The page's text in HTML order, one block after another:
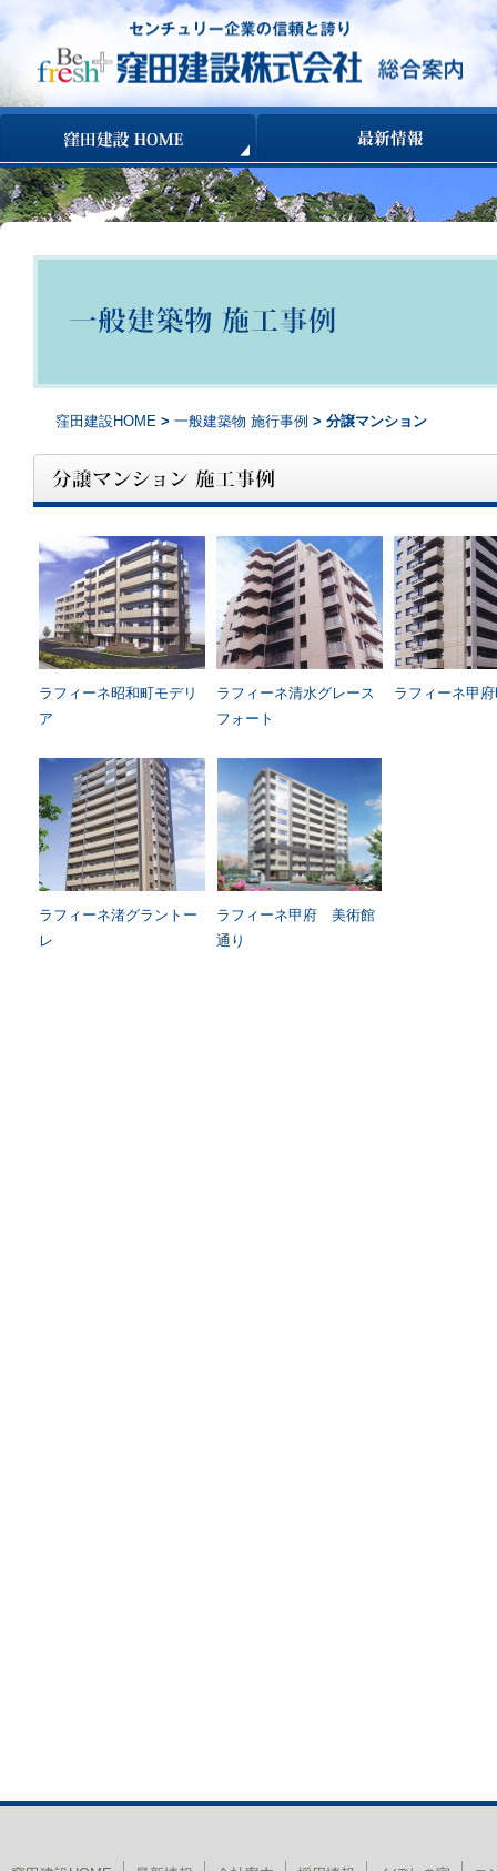
コンテンツへ移動
窪田建設HOME > 一般建築物 施行事例 > 分譲マンション
ラフィーネ昭和町モデリ
ア
ラフィーネ清水グレース
フォート
ラフィーネ甲
ラフィーネ渚グラントー
レ
ラフィーネ甲府 美術館
通り